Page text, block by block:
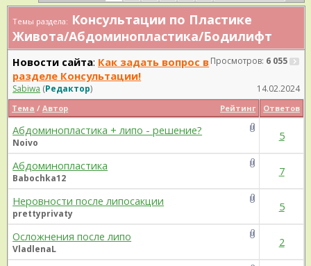
Темы раздела: Консультации по Пластике
Живота/Абдоминопластика/Бодилифт
Просмотров: 6 055
Новости сайта: Как задать вопрос в
разделе Консультации!
14.02.2024
Sabiwa (Редактор)
Рейтинг
Тема /Автор Ответов
Абдоминопластика + липо - решение?
Noivo
5
Абдоминопластика
Babochka12
7
Неровности после липосакции
prettyprivaty
5
Осложнения после липо
VladlenaL
2